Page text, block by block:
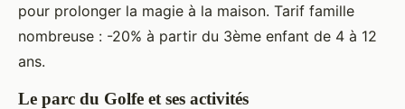
pour prolonger la magie à la maison. Tarif famille
nombreuse : -20% à partir du 3ème enfant de 4 à 12
ans.
Le parc du Golfe et ses activités